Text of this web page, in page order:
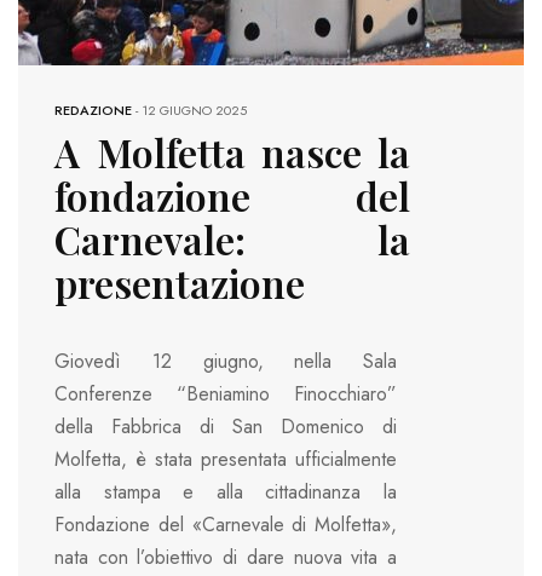
REDAZIONE-12 GIUGNO 2025
A Molfetta nasce la
fondazione del
Carnevale: la
presentazione
Giovedì 12 giugno, nella Sala
Conferenze “Beniamino Finocchiaro”
della Fabbrica di San Domenico di
Molfetta, è stata presentata ufficialmente
alla stampa e alla cittadinanza la
Fondazione del «Carnevale di Molfetta»,
nata con l’obiettivo di dare nuova vita a